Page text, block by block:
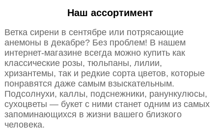
Наш ассортимент
Ветка сирени в сентябре или потрясающие
анемоны в декабре? Без проблем! В нашем
интернет-магазине всегда можно купить как
классические розы, тюльпаны, лилии,
хризантемы, так и редкие сорта цветов, которые
понравятся даже самым взыскательным.
Подсолнухи, каллы, подснежники, ранункулюсы,
сухоцветы — букет с ними станет одним из самых
запоминающихся в жизни вашего близкого
человека.